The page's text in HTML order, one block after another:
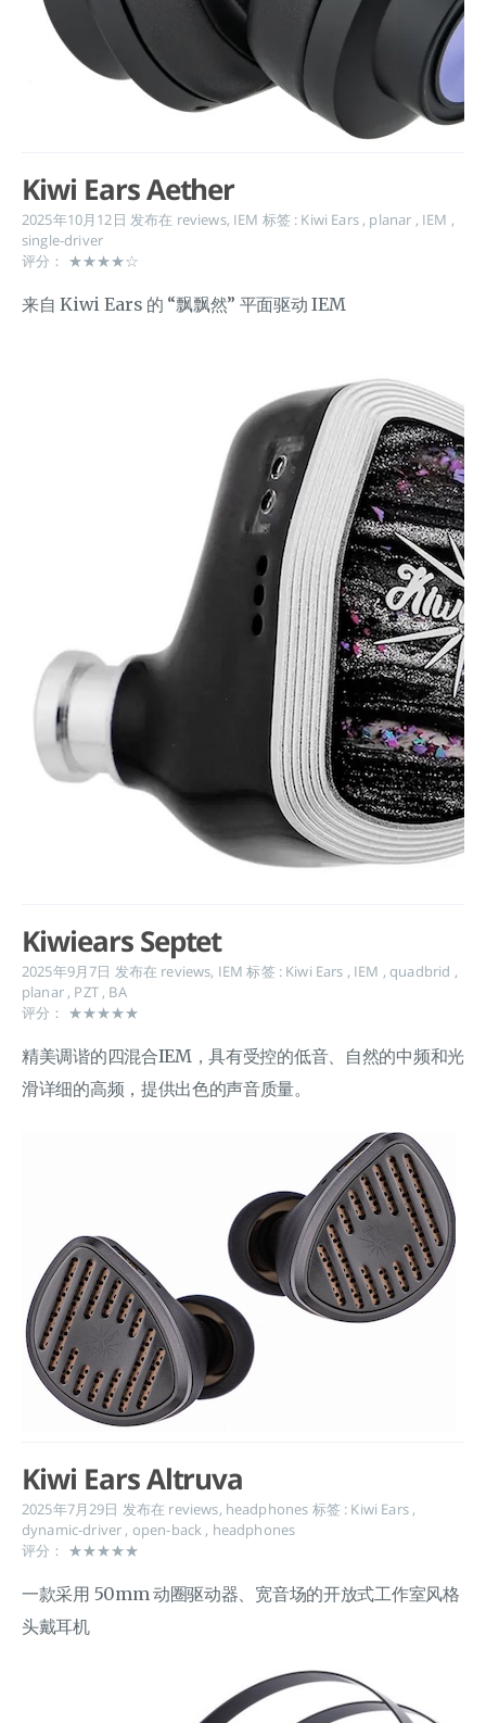
Kiwi Ears Aether
2025年10月12日 发布在 reviews, IEM 标签 : Kiwi Ears , planar , IEM ,
single-driver
评分： ★★★★☆
来自 Kiwi Ears 的 “飘飘然” 平面驱动 IEM
Kiwiears Septet
2025年9月7日 发布在 reviews, IEM 标签 : Kiwi Ears , IEM , quadbrid ,
planar , PZT , BA
评分： ★★★★★
精美调谐的四混合IEM，具有受控的低音、自然的中频和光
滑详细的高频，提供出色的声音质量。
Kiwi Ears Altruva
2025年7月29日 发布在 reviews, headphones 标签 : Kiwi Ears ,
dynamic-driver , open-back , headphones
评分： ★★★★★
一款采用 50mm 动圈驱动器、宽音场的开放式工作室风格
头戴耳机